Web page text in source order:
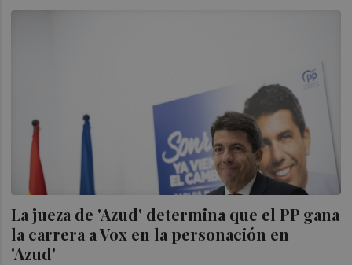
La jueza de 'Azud' determina que el PP gana
la carrera a Vox en la personación en
'Azud'